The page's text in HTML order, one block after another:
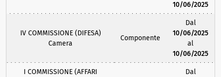
10/06/2025
IV COMMISSIONE (DIFESA)
Camera
Componente
Dal
10/06/2025
al
10/06/2025
I COMMISSIONE (AFFARI
Dal